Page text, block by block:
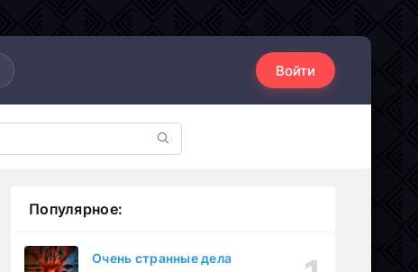
Войти
Популярное:
Очень странные дела